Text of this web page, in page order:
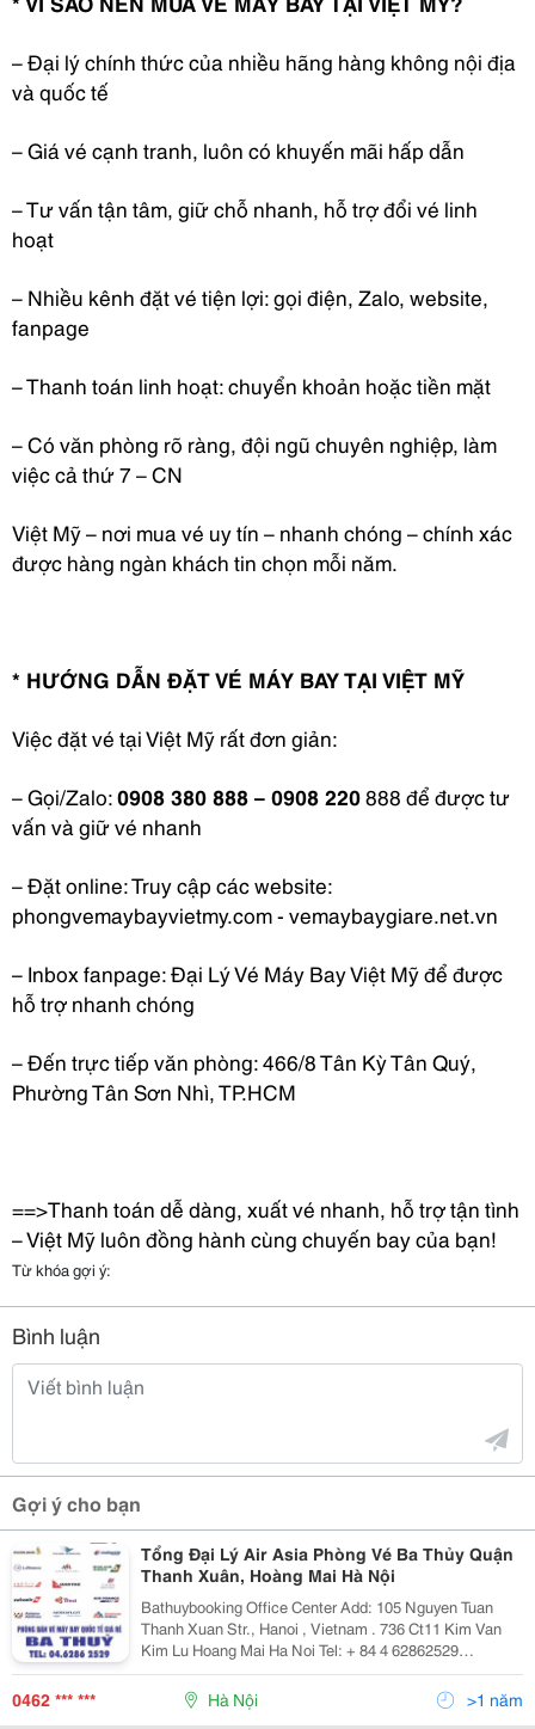
– Đại lý chính thức của nhiều hãng hàng không nội địa
và quốc tế
– Giá vé cạnh tranh, luôn có khuyến mãi hấp dẫn
– Tư vấn tận tâm, giữ chỗ nhanh, hỗ trợ đổi vé linh
hoạt
– Nhiều kênh đặt vé tiện lợi: gọi điện, Zalo, website,
fanpage
– Thanh toán linh hoạt: chuyển khoản hoặc tiền mặt
– Có văn phòng rõ ràng, đội ngũ chuyên nghiệp, làm
việc cả thứ 7 – CN
Việt Mỹ – nơi mua vé uy tín – nhanh chóng – chính xác
được hàng ngàn khách tin chọn mỗi năm.
* HƯỚNG DẪN ĐẶT VÉ MÁY BAY TẠI VIỆT MỸ
Việc đặt vé tại Việt Mỹ rất đơn giản:
– Gọi/Zalo:0908 380 888 – 0908 220888 để được tư
vấn và giữ vé nhanh
– Đặt online: Truy cập các website:
phongvemaybayvietmy.com - vemaybaygiare.net.vn
– Inbox fanpage: Đại Lý Vé Máy Bay Việt Mỹ để được
hỗ trợ nhanh chóng
– Đến trực tiếp văn phòng: 466/8 Tân Kỳ Tân Quý,
Phường Tân Sơn Nhì, TP.HCM
==>Thanh toán dễ dàng, xuất vé nhanh, hỗ trợ tận tình
– Việt Mỹ luôn đồng hành cùng chuyến bay của bạn!
Từ khóa gợi ý:
Bình luận
Gợi ý cho bạn
Tổng Đại Lý Air Asia Phòng Vé Ba Thủy Quận
Thanh Xuân, Hoàng Mai Hà Nội
Bathuybooking Office Center Add: 105 Nguyen Tuan
Thanh Xuan Str., Hanoi , Vietnam . 736 Ct11 Kim Van
Kim Lu Hoang Mai Ha Noi Tel: + 84 4 62862529
/62862500 Fax: +84 4 62862529 Cell Phone: + 84
972.958.782 + 84 982.419.779 Email: Phongv
0462 *** *** Hà Nội >1 năm